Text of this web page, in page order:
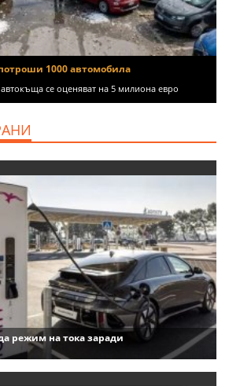
1000 автомобила
автокъща се оценяват на 5 милиона евро
режим на тока заради